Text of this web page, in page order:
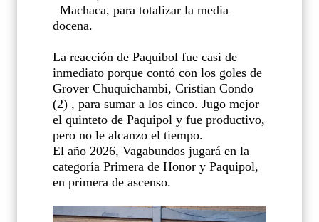
Machaca, para totalizar la media
docena.
La reacción de Paquibol fue casi de
inmediato porque contó con los goles de
Grover Chuquichambi, Cristian Condo
(2) , para sumar a los cinco. Jugo mejor
el quinteto de Paquipol y fue productivo,
pero no le alcanzo el tiempo.
El año 2026, Vagabundos jugará en la
categoría Primera de Honor y Paquipol,
en primera de ascenso.